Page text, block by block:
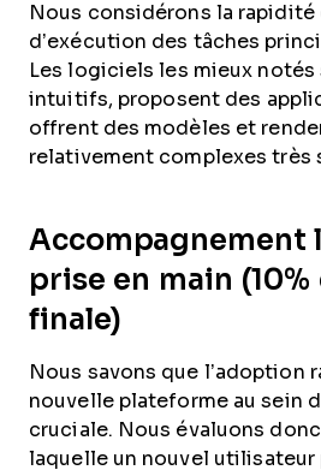
Nous considérons la
d’exécution des tâches
Les logiciels les mieux
intuitifs, proposent des
offrent des modèles et
relativement complexes très
Accompagnement
prise en main
finale)
Nous savons que l’adoption
nouvelle plateforme au sein
cruciale. Nous évaluons
laquelle un nouvel utilisateur